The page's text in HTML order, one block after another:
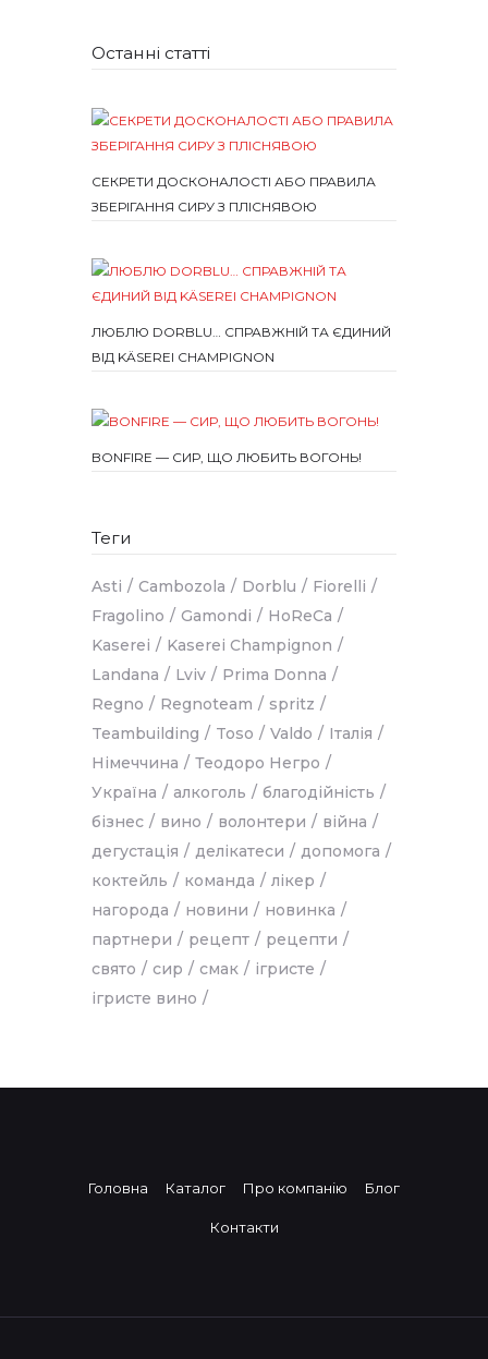
Останні статті
СЕКРЕТИ ДОСКОНАЛОСТІ АБО ПРАВИЛА
ЗБЕРІГАННЯ СИРУ З ПЛІСНЯВОЮ
ЛЮБЛЮ DORBLU… СПРАВЖНІЙ ТА ЄДИНИЙ
ВІД KÄSEREI CHAMPIGNON
BONFIRE — СИР, ЩО ЛЮБИТЬ ВОГОНЬ!
Теги
Asti Cambozola Dorblu
Fiorelli
Fragolino
Gamondi
HoReCa
Kaserei
Kaserei Champignon
Landana
Lviv
Prima Donna
Regno
Regnoteam
spritz
Teambuilding
Toso Valdo
Італія
Німеччина
Теодоро Негро
Україна
алкоголь
благодійність
бізнес
вино волонтери
війна
дегустація
делікатеси
допомога
коктейль
команда
лікер
нагорода
новини
новинка
партнери
рецепт
рецепти
свято
сир смак
ігристе
ігристе вино
Головна Каталог Про компанію Блог
Контакти